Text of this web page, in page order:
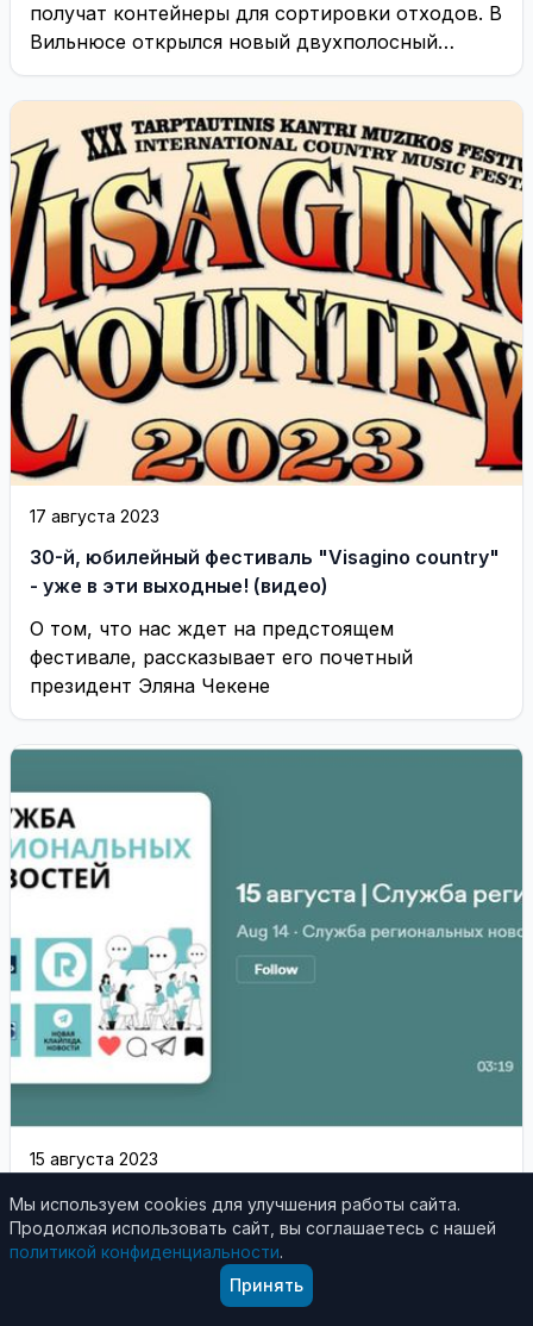
получат контейнеры для сортировки отходов. В
Вильнюсе открылся новый двухполосный
отрезок дороги в микрорайон Пилайте
17 августа 2023
30-й, юбилейный фестиваль "Visagino country"
- уже в эти выходные! (видео)
О том, что нас ждет на предстоящем
фестивале, рассказывает его почетный
президент Эляна Чекене
15 августа 2023
Служба региональных новостей | 15.08.2023
Власти Клайпеды обратились в Министерство
окружающей среды по поводу предоставления
Смильтине статуса курорта
Мы используем cookies для улучшения работы сайта.
Продолжая использовать сайт, вы соглашаетесь с нашей
политикой конфиденциальности.
Принять